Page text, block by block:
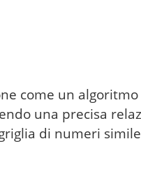
come un
una precisa
di numeri